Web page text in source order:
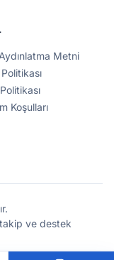
Metni
Koşulları
ve destek